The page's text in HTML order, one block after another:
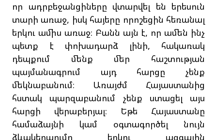
որ ադրբեջանցիները վտարվել են երեսուն
տարի առաջ, իսկ հայերը որոշեցին հեռանալ
երկու ամիս առաջ։ Բանն այն է, որ ամեն ինչ
պետք է փոխադարձ լինի, հակառակ
դեպքում մենք մեր հաշտության
պայմանագրում այդ հարցը չենք
մեկնաբանում։ Առայժմ Հայաստանից
հստակ պարզաբանում չենք ստացել այս
հարցի վերաբերյալ։ Եթե Հայաստանը
համաձայնի կամ օգտագործել նույն
ձևակերպումը երկու ազգային